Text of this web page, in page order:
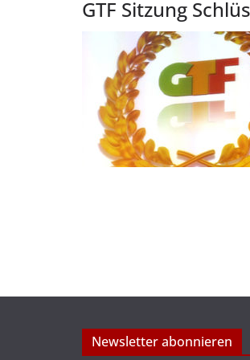
GTF Sitzung
Newsletter abonnieren